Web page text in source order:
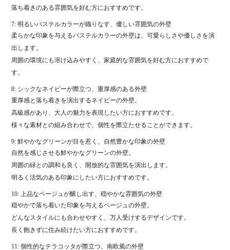
落ち着きのある雰囲気を好む方におすすめです。
7: 明るいパステルカラーが織りなす、優しい雰囲気の外壁
柔らかな印象を与えるパステルカラーの外壁は、可愛らしさや優しさを演
出します。
周囲の環境にも溶け込みやすく、家庭的な雰囲気を好む方におすすめで
す。
8: シックなネイビーが際立つ、重厚感のある外壁
重厚感と落ち着きを演出するネイビーの外壁。
高級感があり、大人の魅力を表現したい方におすすめです。
様々な素材との組み合わせで、個性を際立たせることができます。
9: 鮮やかなグリーンが目を惹く、自然豊かな印象の外壁
自然を感じさせる鮮やかなグリーンの外壁。
周囲の緑との調和も良く、開放的な雰囲気を演出します。
明るく活気のある印象にしたい方におすすめです。
10: 上品なベージュが醸し出す、穏やかな雰囲気の外壁
穏やかで落ち着いた印象を与えるベージュの外壁。
どんなスタイルにも合わせやすく、万人受けするデザインです。
長く飽きずに住み続けたい方におすすめです。
11: 個性的なテラコッタが際立つ、南欧風の外壁